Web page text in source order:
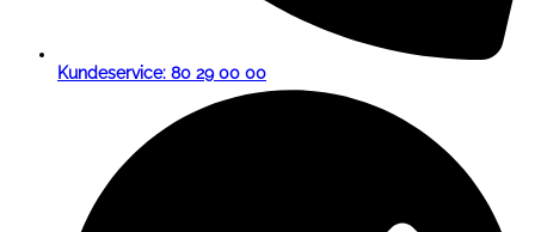
Kundeservice: 80 29 00 00